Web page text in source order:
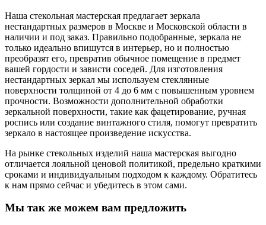
Наша стекольная мастерская предлагает зеркала
нестандартных размеров в Москве и Московской области в
наличии и под заказ. Правильно подобранные, зеркала не
только идеально впишутся в интерьер, но и полностью
преобразят его, превратив обычное помещение в предмет
вашей гордости и зависти соседей. Для изготовления
нестандартных зеркал мы используем стеклянные
поверхности толщиной от 4 до 6 мм с повышенным уровнем
прочности. Возможности дополнительной обработки
зеркальной поверхности, такие как фацетирование, ручная
роспись или создание винтажного стиля, помогут превратить
зеркало в настоящее произведение искусства.
На рынке стекольных изделий наша мастерская выгодно
отличается лояльной ценовой политикой, предельно краткими
сроками и индивидуальным подходом к каждому. Обратитесь
к нам прямо сейчас и убедитесь в этом сами.
Мы так же можем вам предложить